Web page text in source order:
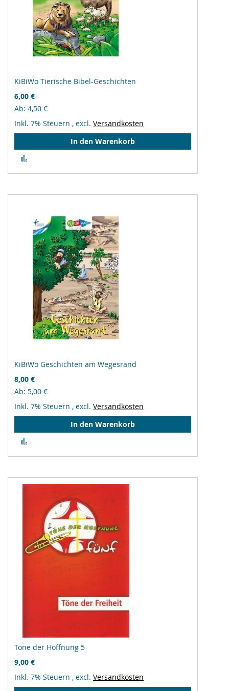
KiBiWo Tierische Bibel-Geschichten
6,00 €
Ab 4,50 €
Inkl. 7% Steuern , excl. Versandkosten
In den Warenkorb
hinzufügen
KiBiWo Geschichten am Wegesrand
8,00 €
Ab 5,00 €
Inkl. 7% Steuern , excl. Versandkosten
In den Warenkorb
hinzufügen
Töne der Hoffnung 5
9,00 €
Inkl. 7% Steuern , excl. Versandkosten